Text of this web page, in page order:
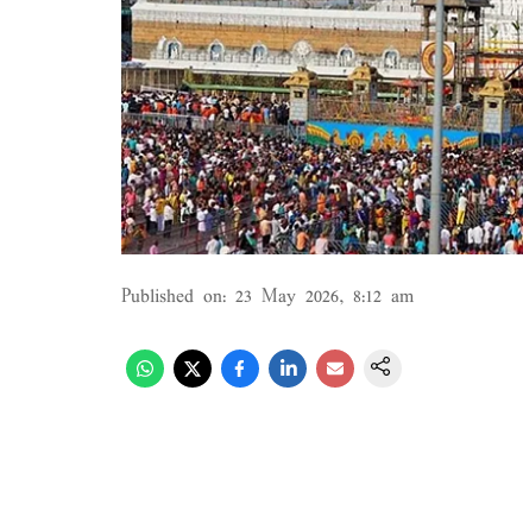
Published on: 23 May 2026, 8:12 am